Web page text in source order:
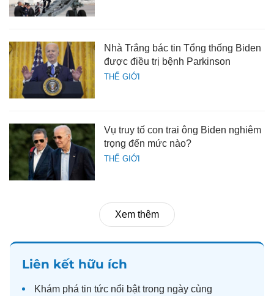
THẾ GIỚI
Nhà Trắng bác tin Tổng thống Biden
được điều trị bệnh Parkinson
THẾ GIỚI
Vụ truy tố con trai ông Biden nghiêm
trọng đến mức nào?
Xem thêm
Liên kết hữu ích
Khám phá tin tức nổi bật trong ngày cùng